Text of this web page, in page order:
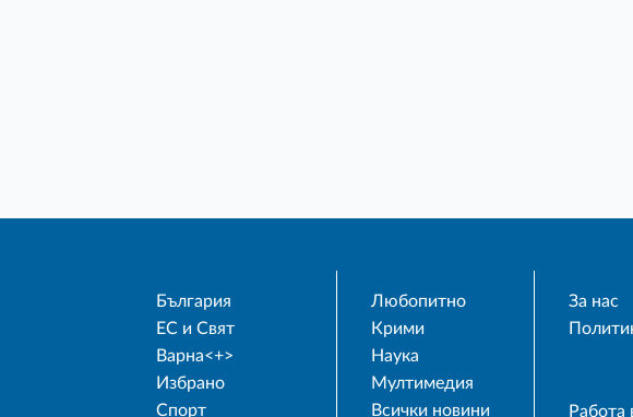
България
ЕС и Свят
Варна<+>
Избрано
Спорт
Любопитно
Крими
Наука
Мултимедия
Всички новини
За нас
Работа